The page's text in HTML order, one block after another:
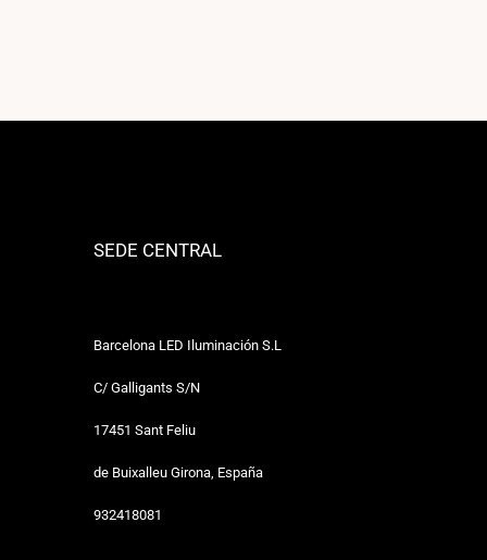
SEDE CENTRAL
Barcelona LED Iluminación S.L
C/ Galligants S/N
17451 Sant Feliu
de Buixalleu Girona, España
932418081